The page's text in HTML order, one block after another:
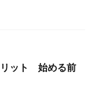
リット 始める前